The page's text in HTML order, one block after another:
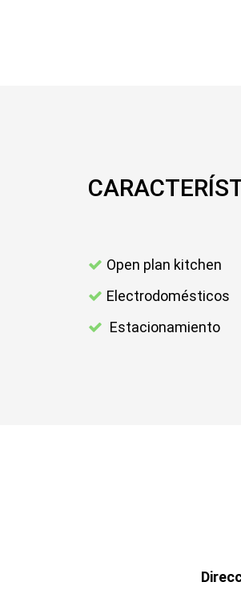
Open plan kitchen
Electrodomésticos
Estacionamiento